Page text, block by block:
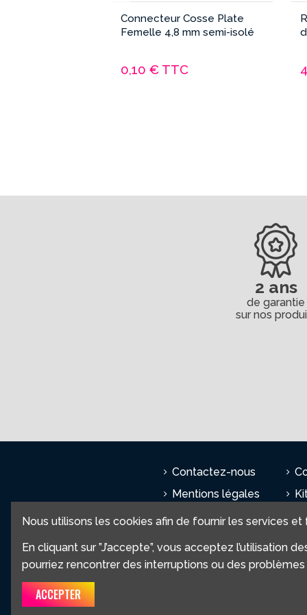
Connecteur Cosse Plate
Femelle 4,8 mm semi-isolé
0,10 € TTC
2 ans
de garantie
sur nos
Contactez-nous
Mentions légales
Mon compte
CGV
Nous utilisons les cookies afin de fournir les services
En cliquant sur ”J’accepte”, vous acceptez
pourriez rencontrer des interruptions ou des problèmes
ACCEPTER